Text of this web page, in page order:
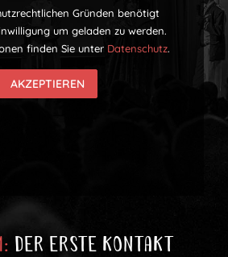
Gründen benötigt
um geladen zu werden.
finden Sie unter Datenschutz.
AKZEPTIEREN
Der erste Kontakt